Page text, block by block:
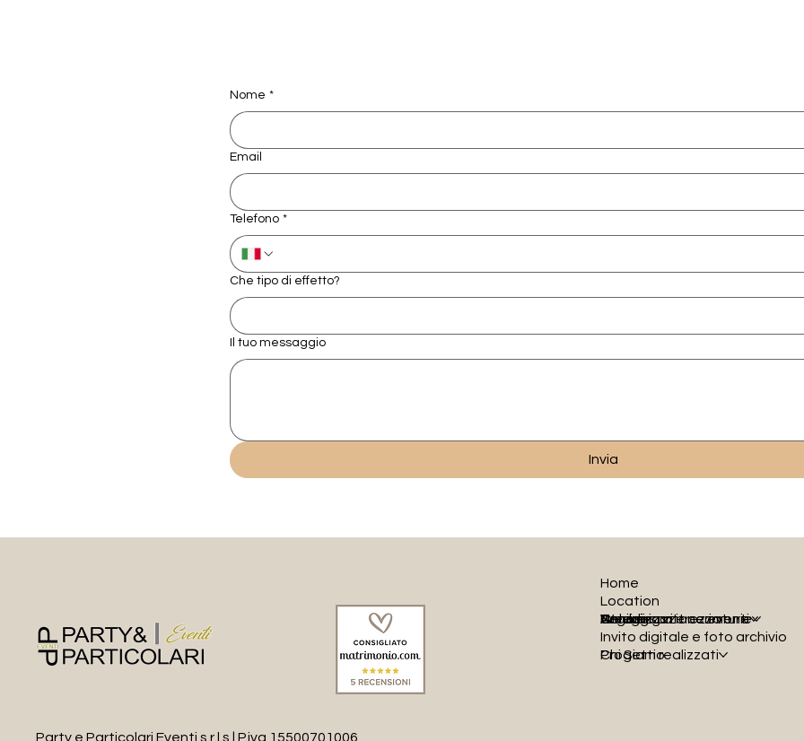
Nome *
Email
Telefono *
Che tipo di effetto?
Il tuo messaggio
Invia
Home
Location
Organizzazione eventi
Wedding
Anniversari e cerimonie
Servizi
Noleggio attrezzature
Invito digitale e foto archivio
Progetti realizzati
Chi Siamo
Party e Particolari Eventi s.r.l.s | P.iva 15500701006